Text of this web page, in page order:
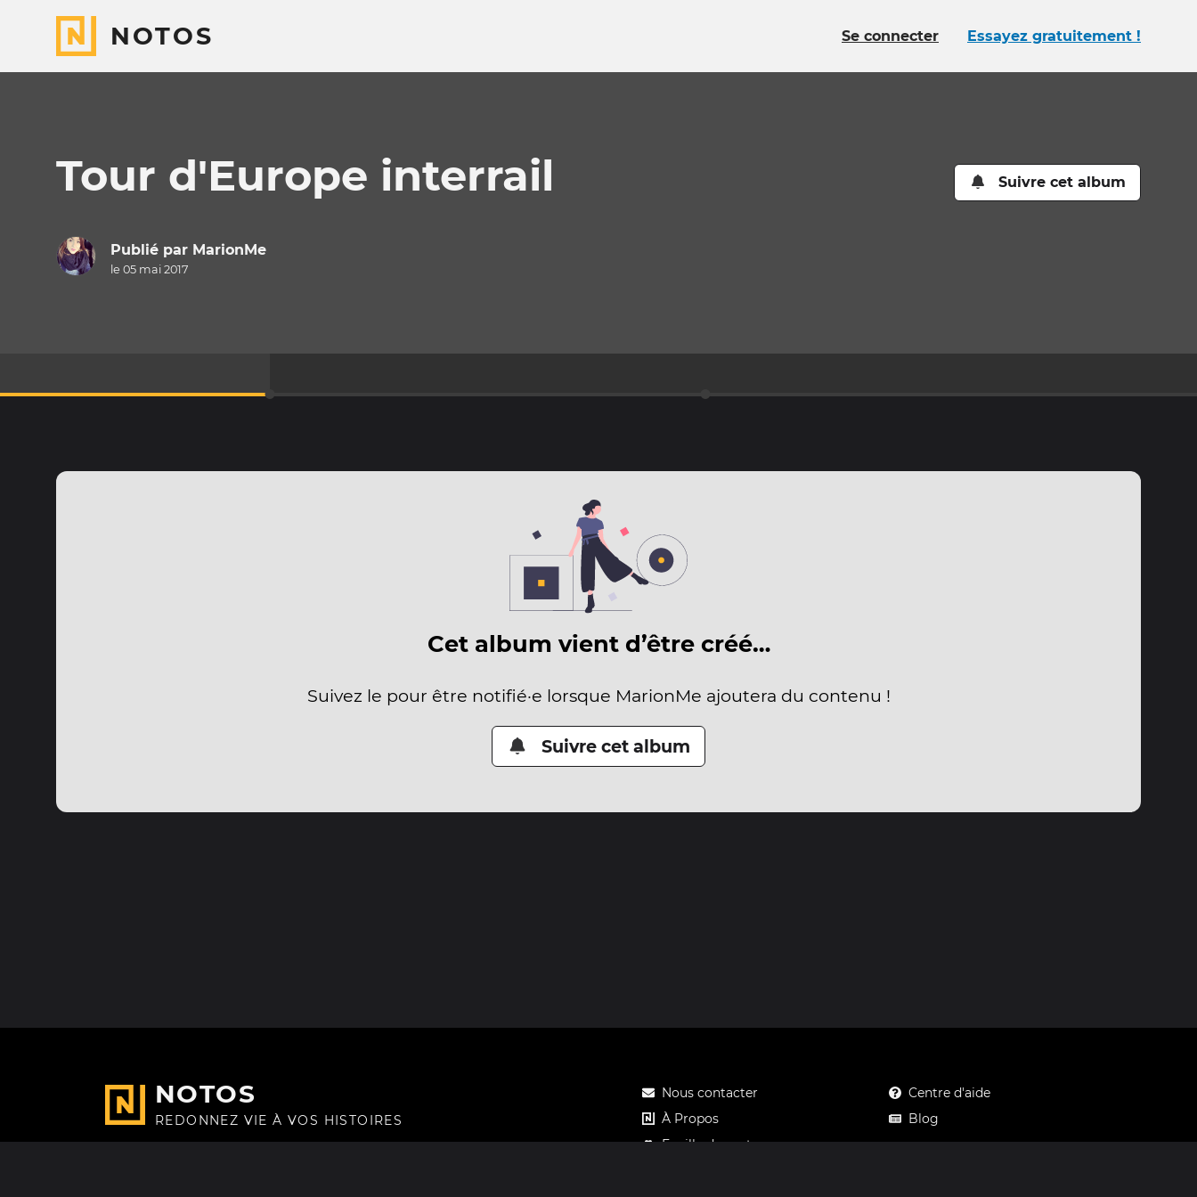
NOTOS Se connecter Essayez gratuitement !
Tour d'Europe interrail Suivre cet album
Publié par MarionMe
le 05 mai 2017
Cet album vient d’être créé…
Suivez le pour être notifié·e lorsque MarionMe ajoutera du contenu !
Suivre cet album
NOTOS
REDONNEZ VIE À VOS HISTOIRES
Nous contacter
À Propos
Feuille de route
Centre d'aide
Blog